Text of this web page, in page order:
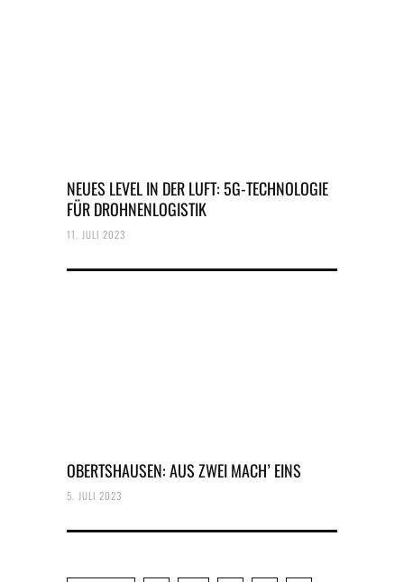
NEUES LEVEL IN DER LUFT: 5G-TECHNOLOGIE
FÜR DROHNENLOGISTIK
11. JULI 2023
OBERTSHAUSEN: AUS ZWEI MACH’ EINS
5. JULI 2023